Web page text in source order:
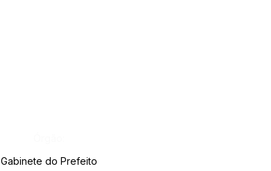
Gabinete do Prefeito